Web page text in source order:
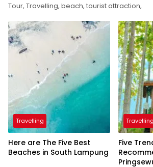
Tour, Travelling, beach, tourist attraction,
Travelling
Here are The Five Best
Beaches in South Lampung
Travelling
Five